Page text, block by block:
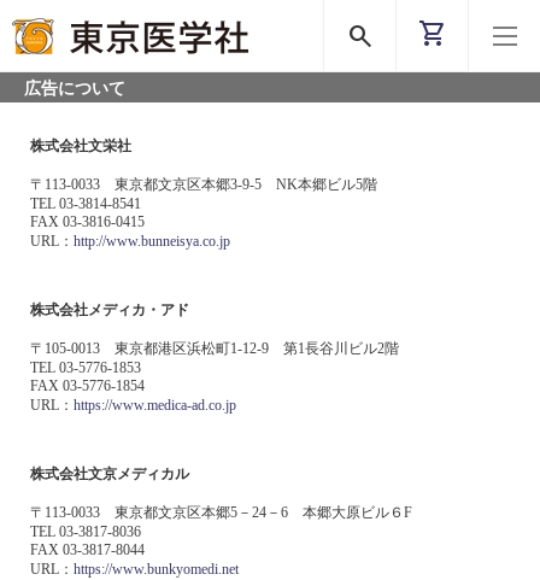
search shopping_cart
広告について
株式会社文栄社
〒113-0033 東京都文京区本郷3-9-5 NK本郷ビル5階
TEL 03-3814-8541
FAX 03-3816-0415
URL： http://www.bunneisya.co.jp
株式会社メディカ・アド
〒105-0013 東京都港区浜松町1-12-9 第1長谷川ビル2階
TEL 03-5776-1853
FAX 03-5776-1854
URL： https://www.medica-ad.co.jp
株式会社文京メディカル
〒113-0033 東京都文京区本郷5－24－6 本郷大原ビル６F
TEL 03-3817-8036
FAX 03-3817-8044
URL： https://www.bunkyomedi.net